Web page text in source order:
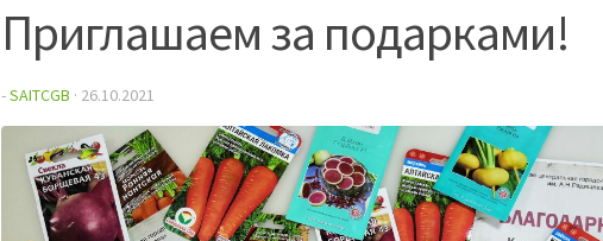
Приглашаем за подарками!
-SAITCGB · 26.10.2021